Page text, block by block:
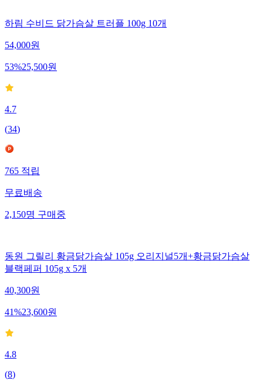
하림 수비드 닭가슴살 트러플 100g 10개
54,000원
53%25,500원
4.7
(34)
765적립
무료배송
2,150명구매중
동원 그릴리 황금닭가슴살 105g 오리지널5개+황금닭가슴살
블랙페퍼 105g x 5개
40,300원
41%23,600원
4.8
(8)